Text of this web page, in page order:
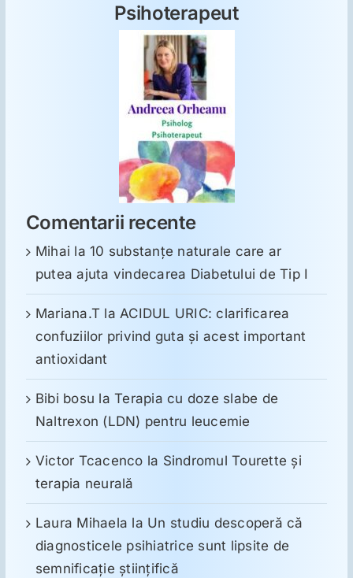
Psihoterapeut
Comentarii recente
Mihai la10 substanţe naturale care ar
putea ajuta vindecarea Diabetului de Tip I
Mariana.T la ACIDUL URIC: clarificarea
confuziilor privind guta și acest important
antioxidant
Bibi bosu laTerapia cu doze slabe de
Naltrexon (LDN) pentru leucemie
Victor Tcacenco la Sindromul Tourette şi
terapia neurală
Laura Mihaela la Un studiu descoperă că
diagnosticele psihiatrice sunt lipsite de
semnificație științifică